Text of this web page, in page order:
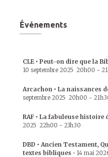
Événements
CLE • Peut-on dire que la
10 septembre 2025 20h00 -
Arcachon • La naissances
septembre 2025 20h00 -
RAF • La fabuleuse histoire
2025 22h00 - 23h30
DBD • Ancien Testament,
textes bibliques • 14 mai